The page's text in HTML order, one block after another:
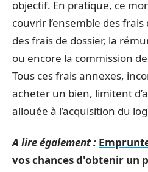
objectif. En pratique, ce
couvrir l’ensemble des
des frais de dossier, la
ou encore la commission
Tous ces frais annexes,
acheter un bien, limitent
allouée à l’acquisition du
A lire également :
vos chances d'obtenir un